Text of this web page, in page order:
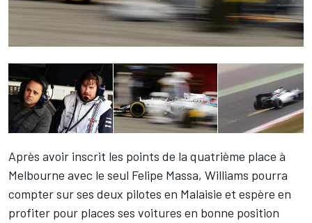
Après avoir inscrit les points de la quatrième place à
Melbourne avec le seul Felipe Massa, Williams pourra
compter sur ses deux pilotes en Malaisie et espère en
profiter pour places ses voitures en bonne position